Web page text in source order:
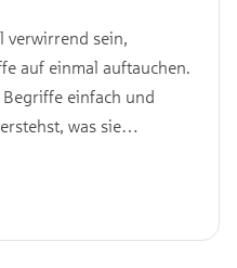
verwirrend sein,
auf einmal auftauchen.
einfach und
was sie
gewünschten Begriff